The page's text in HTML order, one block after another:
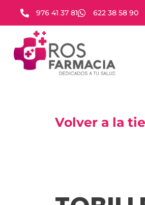
976 41 37 81 622 38 58 90
Volver a la